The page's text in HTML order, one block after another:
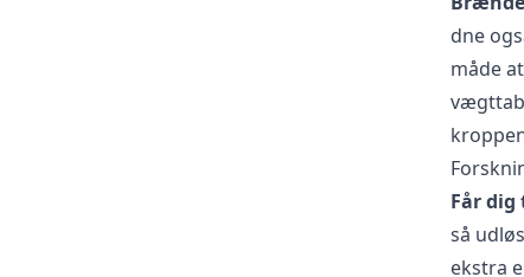
dne
måde
Får dig
så
ekstra